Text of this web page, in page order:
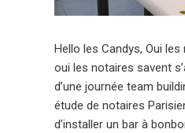
Hello les Candys, Oui
oui les notaires savent
d’une journée team
étude de notaires
d’installer un bar à